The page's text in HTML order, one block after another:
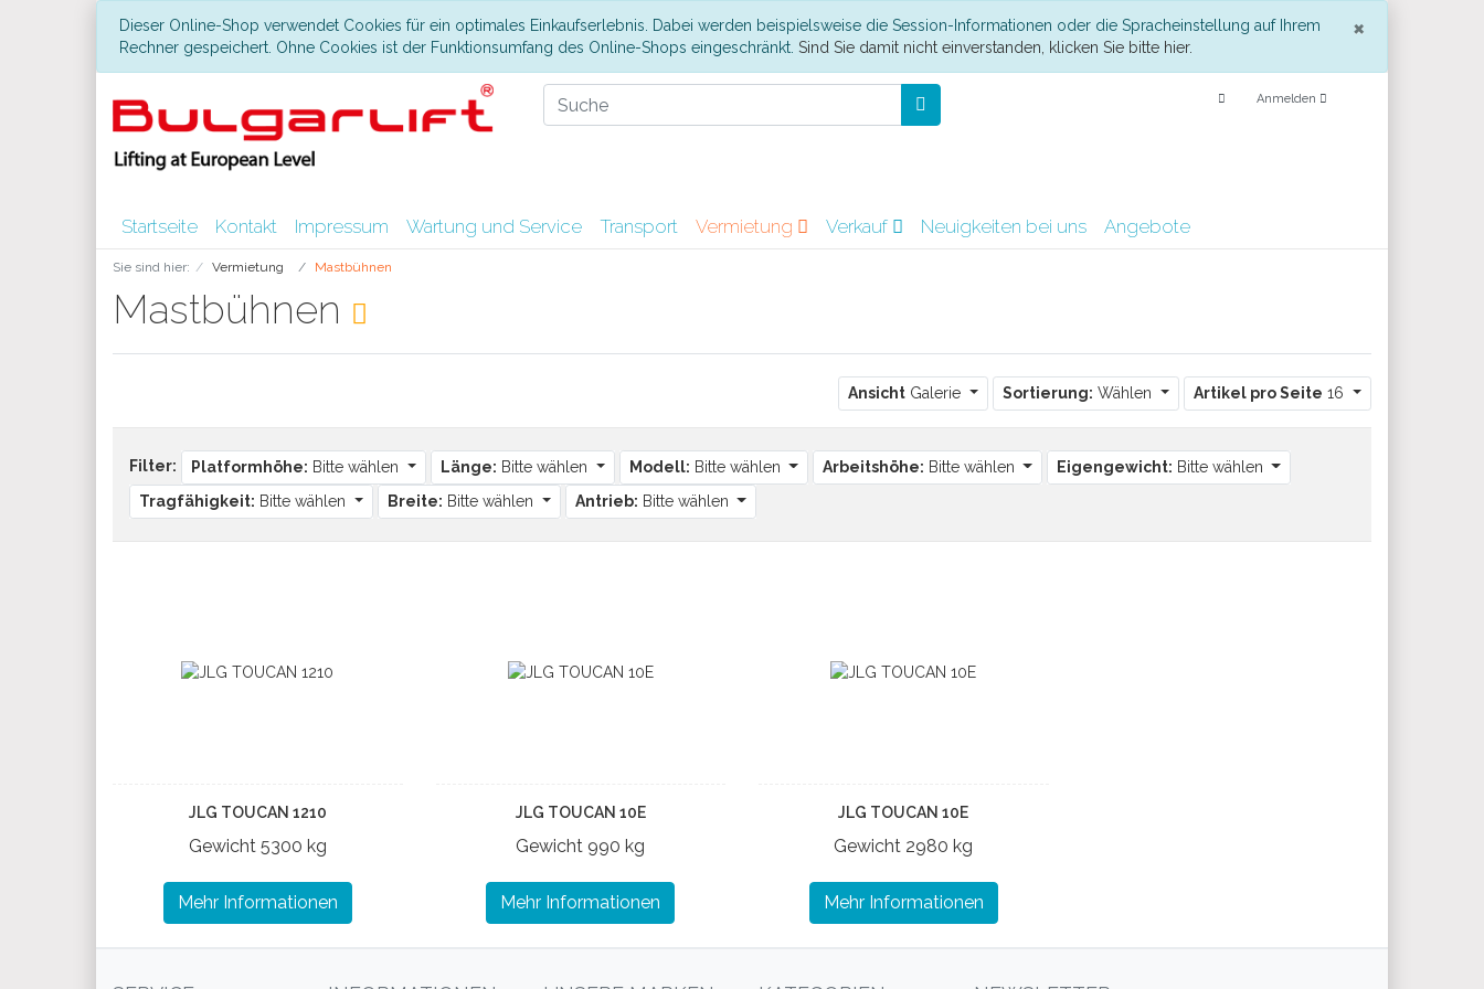
×
Dieser Online-Shop verwendet Cookies für ein optimales Einkaufserlebnis. Dabei werden beispielsweise die Session-Informationen oder die Spracheinstellung auf Ihrem
Rechner gespeichert. Ohne Cookies ist der Funktionsumfang des Online-Shops eingeschränkt. Sind Sie damit nicht einverstanden, klicken Sie bitte hier.
Anmelden
Startseite Kontakt Impressum Wartung und Service Transport Vermietung Verkauf Neuigkeiten bei uns Angebote
Sie sind hier: Vermietung Mastbühnen
Mastbühnen
Ansicht Galerie Sortierung: Wählen Artikel pro Seite 16
Filter: Platformhöhe: Bitte wählen Länge: Bitte wählen Modell: Bitte wählen Arbeitshöhe: Bitte wählen Eigengewicht: Bitte wählen
Tragfähigkeit: Bitte wählen Breite: Bitte wählen Antrieb: Bitte wählen
JLG TOUCAN 1210
Gewicht 5300 kg
Mehr Informationen
JLG TOUCAN 10E
Gewicht 990 kg
Mehr Informationen
JLG TOUCAN 10E
Gewicht 2980 kg
Mehr Informationen